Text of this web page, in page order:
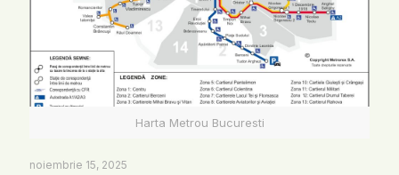
Harta Metrou Bucuresti
noiembrie 15, 2025